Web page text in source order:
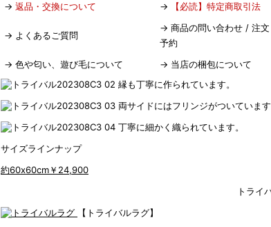
→ 返品・交換について → 【必読】特定商取引法
→ よくあるご質問
→ 商品の問い合わせ / 注文
予約
→ 色や匂い、遊び毛について → 当店の梱包について
縁も丁寧に作られています。
両サイドにはフリンジがついています
丁寧に細かく織られています。
サイズラインナップ
約60x60cm￥24,900
トライ
【トライバルラグ】